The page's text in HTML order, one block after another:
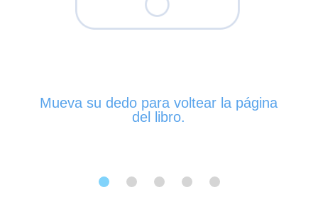
Mueva su dedo para voltear la página
del libro.